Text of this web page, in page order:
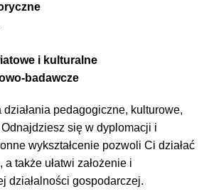
i kulturalne
badawcze
pedagogiczne, kulturowe,
się w dyplomacji i
wykształcenie pozwoli Ci działać
także ułatwi założenie i
działalności gospodarczej.